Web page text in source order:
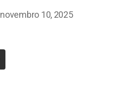
novembro 10, 2025